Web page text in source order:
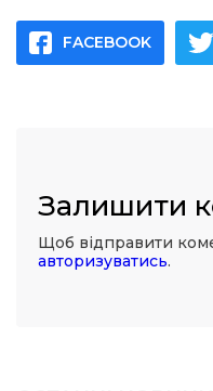
FACEBOOK
Залишити
Щоб відправити
авторизуватись.